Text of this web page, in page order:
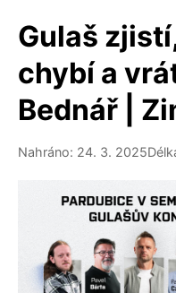
Gulaš
chybí a
Bednář |
Nahráno: 24. 3. 2025